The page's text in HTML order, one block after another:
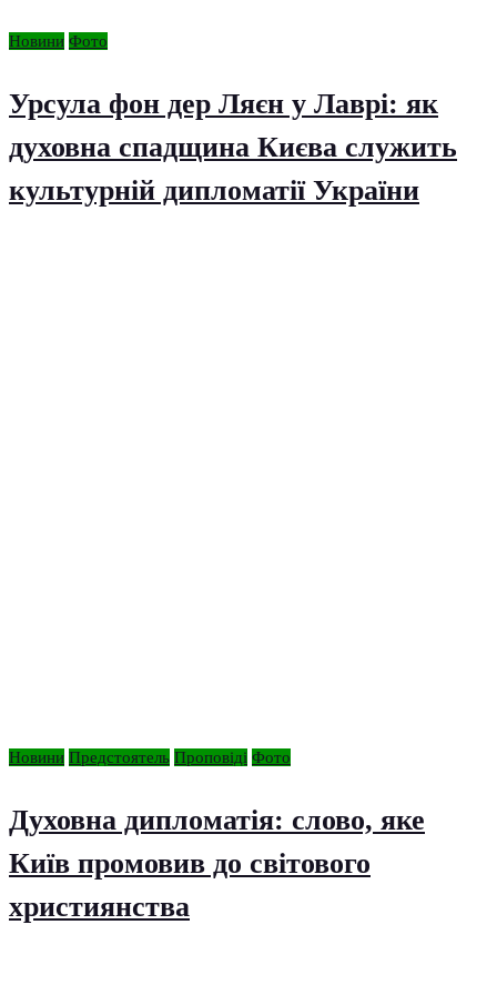
Новини Фото
Урсула фон дер Ляєн у Лаврі: як
духовна спадщина Києва служить
культурній дипломатії України
Новини Предстоятель Проповіді Фото
Духовна дипломатія: слово, яке
Київ промовив до світового
християнства